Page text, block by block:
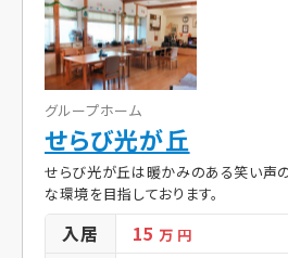
グループホーム
せらび光が丘
せらび光が丘は暖かみのある笑い声
な環境を目指しております。
入居 15万 円